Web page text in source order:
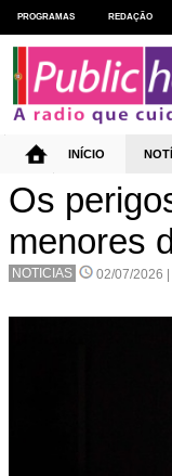
Os
menores
NOTICIAS 02/07/2026 |
PROGRAMAS REDAÇÃO
INÍCIO